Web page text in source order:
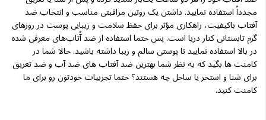
مجدداً استفاده نمایید. داشتن یک روتین مراقبتی مناسب و انتخاب ضد
آفتاب باکیفیت، راهکاری مؤثر برای حفظ سلامت و زیبایی پوست در روزهای
گرم تابستانی کنار دریا است. پس حتما استفاده از ضد آُتاب‌های معرفی شده
در بالا استفاده نمایید تا پوستی سالم و زیبا داشته باشید. حالا شما در
کامنت ها بگید که به نظر شما بهترین ضد آفتاب های ضد آب و ضد تعریق
برای شنا و استخر یا ساحل چه هستند؟ حتما تجربیات خودتون رو برای ما
کامنت کنید.